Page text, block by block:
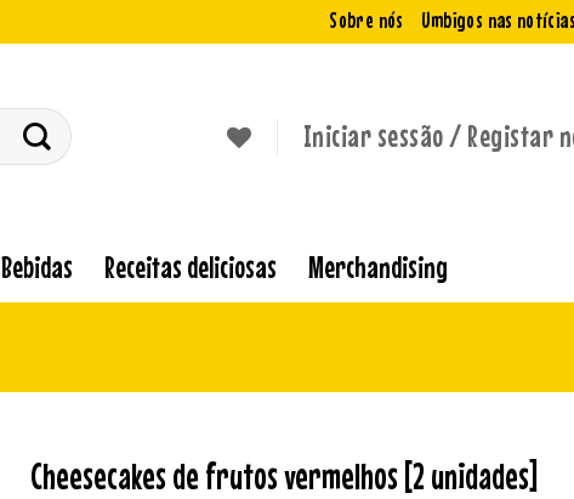
Sobre nós Umbigos nas notícias
Iniciar sessão / Registar
Bebidas Receitas deliciosas Merchandising
Cheesecakes de frutos vermelhos [2 unidades]